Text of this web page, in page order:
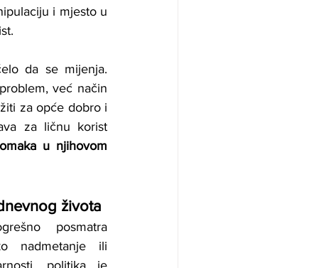
i mjesto u
da se mijenja.
već način
za opće dobro i
za ličnu korist
u njihovom
života
posmatra
nadmetanje ili
politika je